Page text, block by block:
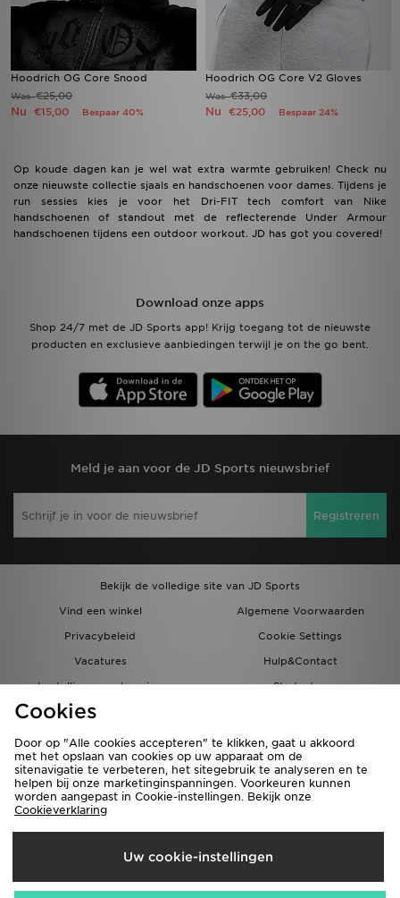
Hoodrich OG Core Snood
Was€25,00
Nu €15,00 Bespaar 40%
Hoodrich OG Core V2 Gloves
Was€33,00
Nu €25,00 Bespaar 24%
Op koude dagen kan je wel wat extra warmte gebruiken! Check nu
onze nieuwste collectie sjaals en handschoenen voor dames. Tijdens je
run sessies kies je voor het Dri-FIT tech comfort van Nike
handschoenen of standout met de reflecterende Under Armour
handschoenen tijdens een outdoor workout. JD has got you covered!
Download onze apps
Shop 24/7 met de JD Sports app! Krijg toegang tot de nieuwste
producten en exclusieve aanbiedingen terwijl je on the go bent.
Meld je aan voor de JD Sports nieuwsbrief
Registreren
Bekijk de volledige site van JD Sports
Vind een winkel
Algemene Voorwaarden
Privacybeleid
Cookie Settings
Vacatures
Hulp&Contact
bestellingen en levering
Studenten
Partnerprogramma
Verzenden Naar
Nederland
Cookies
Door op "Alle cookies accepteren" te klikken, gaat u akkoord
met het opslaan van cookies op uw apparaat om de
sitenavigatie te verbeteren, het sitegebruik te analyseren en te
helpen bij onze marketinginspanningen. Voorkeuren kunnen
worden aangepast in Cookie-instellingen. Bekijk onze
Cookieverklaring
Uw cookie-instellingen